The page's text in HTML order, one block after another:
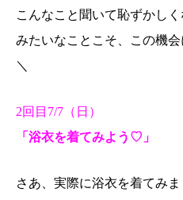
こんなこと聞いて恥ずかしく
みたいなことこそ、この機
＼
2回目7/7（日）
「浴衣を着てみよう♡」
さあ、実際に浴衣を着てみま